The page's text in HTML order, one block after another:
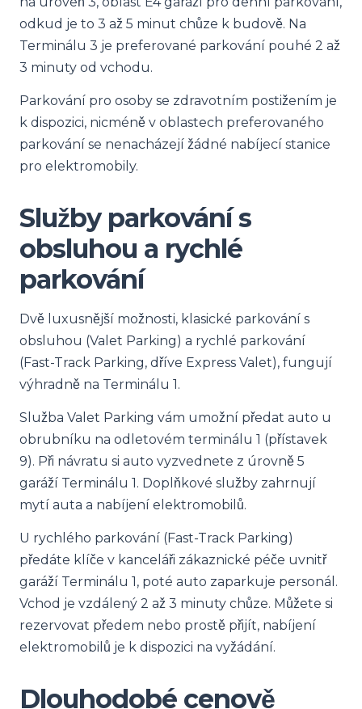
odkud je to 3 až 5 minut chůze k budově. Na
Terminálu 3 je preferované parkování pouhé 2 až
3 minuty od vchodu.
Parkování pro osoby se zdravotním postižením je
k dispozici, nicméně v oblastech preferovaného
parkování se nenacházejí žádné nabíjecí stanice
pro elektromobily.
Služby parkování s
obsluhou a rychlé
parkování
Dvě luxusnější možnosti, klasické parkování s
obsluhou (Valet Parking) a rychlé parkování
(Fast-Track Parking, dříve Express Valet), fungují
výhradně na Terminálu 1.
Služba Valet Parking vám umožní předat auto u
obrubníku na odletovém terminálu 1 (přístavek
9). Při návratu si auto vyzvednete z úrovně 5
garáží Terminálu 1. Doplňkové služby zahrnují
mytí auta a nabíjení elektromobilů.
U rychlého parkování (Fast-Track Parking)
předáte klíče v kanceláři zákaznické péče uvnitř
garáží Terminálu 1, poté auto zaparkuje personál.
Vchod je vzdálený 2 až 3 minuty chůze. Můžete si
rezervovat předem nebo prostě přijít, nabíjení
elektromobilů je k dispozici na vyžádání.
Dlouhodobé cenově